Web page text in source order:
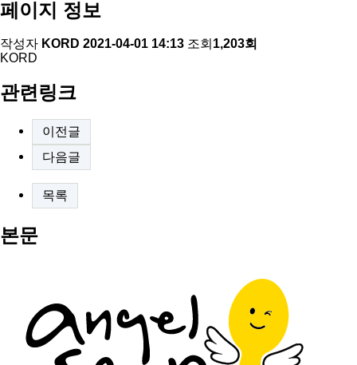
페이지 정보
작성자 KORD 2021-04-01 14:13 조회 1,203회
KORD
관련링크
이전글
다음글
목록
본문